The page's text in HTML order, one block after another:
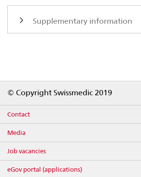
Supplementary information
© Copyright Swissmedic 2019
Contact
Media
Job vacancies
eGov portal (applications)